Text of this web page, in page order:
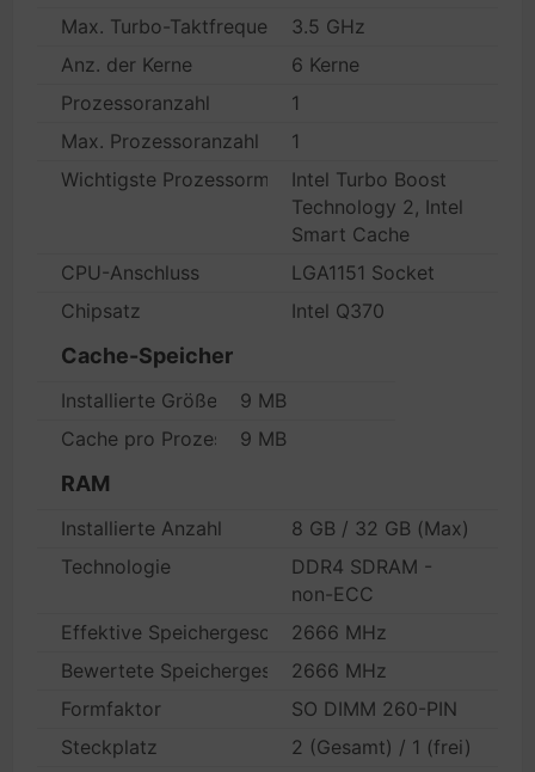
Max. Turbo-Taktfrequenz
3.5 GHz
Anz. der Kerne
6 Kerne
Prozessoranzahl
1
Max. Prozessoranzahl
1
Wichtigste ProzessormerkmaleIntel Turbo Boost
Technology 2, Intel
Smart Cache
CPU-Anschluss
LGA1151 Socket
Chipsatz
Intel Q370
Cache-Speicher
Installierte Größe
9 MB
Cache pro Prozessor9 MB
RAM
Installierte Anzahl
8 GB / 32 GB (Max)
Technologie
DDR4 SDRAM -
non-ECC
Effektive Speichergeschwindigkeit
2666 MHz
Bewertete Speichergeschwindigkeit
2666 MHz
Formfaktor
SO DIMM 260-PIN
Steckplatz
2 (Gesamt) / 1 (frei)